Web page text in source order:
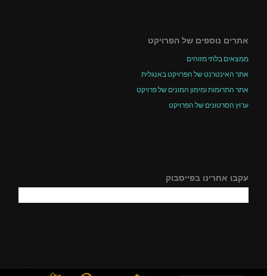
אתרים נוספים של הפרויקט
ממצאים בלתי מזוהים
אתר האינטרנט של הפרויקט באנגלית
אתר התרומות ומימון המונים של פרויקט
ערוץ הסרטונים של הפרויקט
עקבו אחרינו בפייסבוק